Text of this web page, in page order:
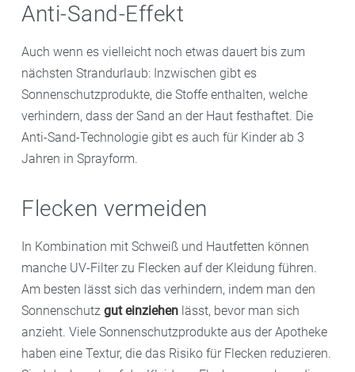
Anti-Sand-Effekt
Auch wenn es vielleicht noch etwas dauert bis zum
nächsten Strandurlaub: Inzwischen gibt es
Sonnenschutzprodukte, die Stoffe enthalten, welche
verhindern, dass der Sand an der Haut festhaftet. Die
Anti-Sand-Technologie gibt es auch für Kinder ab 3
Jahren in Sprayform.
Flecken vermeiden
In Kombination mit Schweiß und Hautfetten können
manche UV-Filter zu Flecken auf der Kleidung führen.
Am besten lässt sich das verhindern, indem man den
Sonnenschutz gut einziehen lässt, bevor man sich
anzieht. Viele Sonnenschutzprodukte aus der Apotheke
haben eine Textur, die das Risiko für Flecken reduzieren.